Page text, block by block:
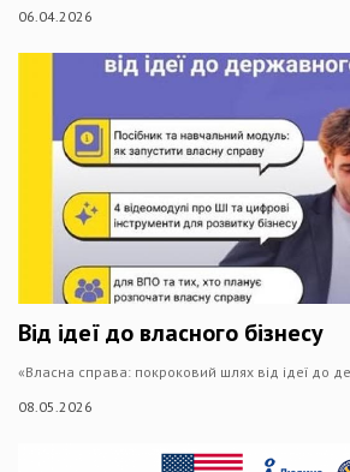
06.04.2026
Від ідеї до власного бізнесу
«Власна справа: покроковий шлях від ідеї до
08.05.2026